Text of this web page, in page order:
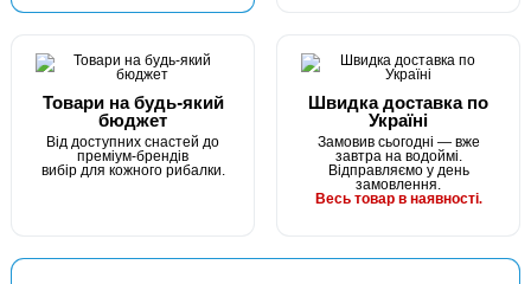
Товари на будь-який
бюджет
Від доступних снастей до
преміум-брендів
вибір для кожного рибалки.
Швидка доставка по
Україні
Замовив сьогодні — вже
завтра на водоймі.
Відправляємо у день
замовлення.
Весь товар в наявності.